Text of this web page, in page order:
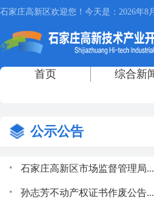
公示公告
. 石家庄高新区市场监督管理局...
. 孙志芳不动产权证书作废公告...